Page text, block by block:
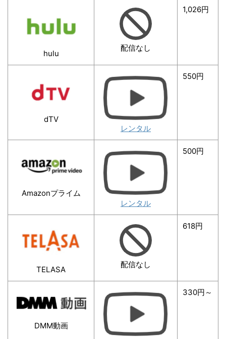
hulu
配信なし
1,026円
dTV
レンタル
550円
Amazonプライム
レンタル
500円
TELASA
配信なし
618円
DMM動画
330円～